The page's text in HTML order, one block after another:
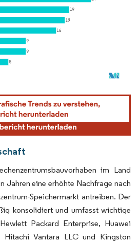
erfordert Namensnennung gemäß
im Land
Jahren eine erhöhte Nachfrage nach
Speichermarkt antreiben. Der
konsolidiert und umfasst wichtige
Packard Enterprise, Huawei
Hitachi Vantara LLC und Kingston